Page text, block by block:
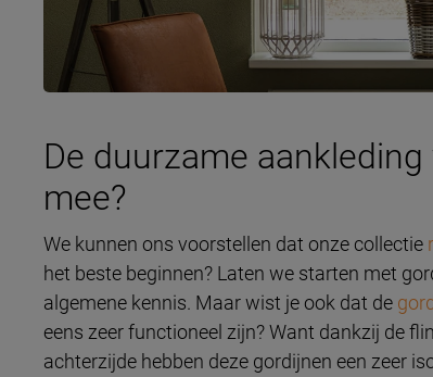
De duurzame
mee?
We kunnen ons voorstellen dat onze collectie
het beste beginnen? Laten we starten met
algemene kennis. Maar wist je ook dat de
eens zeer functioneel zijn? Want dankzij de
achterzijde hebben deze gordijnen een zeer